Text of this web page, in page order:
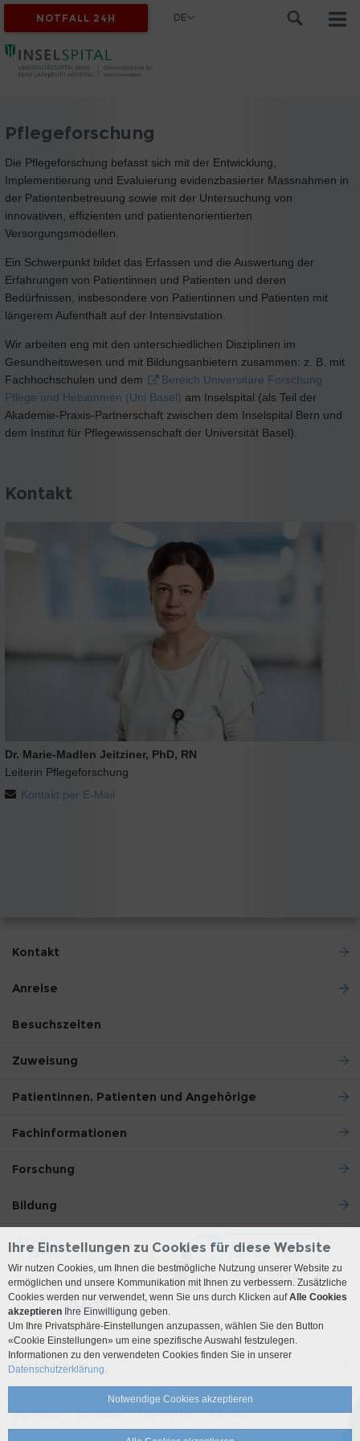
NOTFALL 24H DE
Pflegeforschung
Die Pflegeforschung befasst sich mit der Entwicklung,
Implementierung und Evaluierung evidenzbasierter Massnahmen in
der Patientenbetreuung sowie mit der Untersuchung von
innovativen, effizienten und patientenorientierten
Versorgungsmodellen.
Ein Schwerpunkt bildet das Erfassen und die Auswertung der
Erfahrungen von Patientinnen und Patienten und deren
Bedürfnissen, insbesondere von Patientinnen und Patienten mit
längerem Aufenthalt auf der Intensivstation.
Wir arbeiten eng mit den unterschiedlichen Disziplinen im
Gesundheitswesen und mit Bildungsanbietern zusammen: z. B. mit
Fachhochschulen und dem
Bereich Universitäre Forschung
Pflege und Hebammen (Uni Basel) am Inselspital (als Teil der
Akademie-Praxis-Partnerschaft zwischen dem Inselspital Bern und
dem Institut für Pflegewissenschaft der Universität Basel).
Kontakt
Dr. Marie-Madlen Jeitziner, PhD, RN
Leiterin Pflegeforschung
Kontakt per E-Mail
Kontakt
Anreise
Besuchszeiten
Zuweisung
Patientinnen, Patienten und Angehörige
Fachinformationen
Forschung
Bildung
Social Media
Impressum Disclaimer Datenschutz Sitemap
Ihre Einstellungen zu Cookies für diese Website
Wir nutzen Cookies, um Ihnen die bestmögliche Nutzung unserer Website zu
ermöglichen und unsere Kommunikation mit Ihnen zu verbessern. Zusätzliche
Cookies werden nur verwendet, wenn Sie uns durch Klicken aufAlle Cookies
akzeptieren Ihre Einwilligung geben.
Um Ihre Privatsphäre-Einstellungen anzupassen, wählen Sie den Button
«Cookie Einstellungen» um eine spezifische Auswahl festzulegen.
Informationen zu den verwendeten Cookies finden Sie in unserer
Datenschutzerklärung.
Notwendige Cookies akzeptieren